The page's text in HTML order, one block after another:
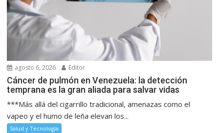
agosto 6, 2026 Editor
Cáncer de pulmón en Venezuela: la detección
temprana es la gran aliada para salvar vidas
***Más allá del cigarrillo tradicional, amenazas como el
vapeo y el humo de leña elevan los...
Salud y Tecnología